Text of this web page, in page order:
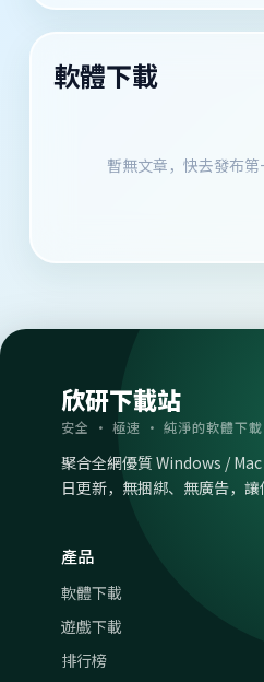
軟體下載
暫無文章，快去發布第
欣研下載站
安全 · 極速 · 純淨的軟體下載
聚合全網優質 Windows /
日更新，無捆綁、無廣告，讓
產品
軟體下載
遊戲下載
排行榜